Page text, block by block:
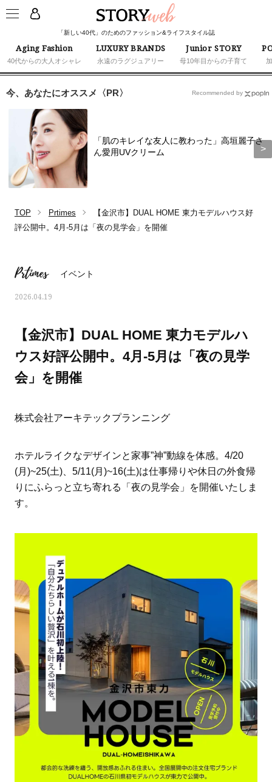
「新しい40代」のためのファッション&ライフスタイル誌
Aging Fashion
40代からの大人オシャレ
LUXURY BRANDS
永遠のラグジュアリー
Junior STORY
母10年目からの子育て
ママとパパに贈る「ジェンダーレ
ス学」
人気の40代髪型・ヘア
タログ
今、あなたにオススメ〈PR〉
「肌のキレイな友人に教わった」高垣麗子さ
ん愛用UVクリーム
Recommended by
TOP Prtimes
【金沢市】DUAL HOME 東力モデルハウス好
評公開中。4月-5月は「夜の見学会」を開催
Prtimes イベント
2026.04.19
【金沢市】DUAL HOME 東力モデルハ
ウス好評公開中。4月-5月は「夜の見学
会」を開催
株式会社アーキテックプランニング
ホテルライクなデザインと家事”神”動線を体感。4/20
(月)~25(土)、5/11(月)~16(土)は仕事帰りや休日の外食帰
りにふらっと立ち寄れる「夜の見学会」を開催いたしま
す。